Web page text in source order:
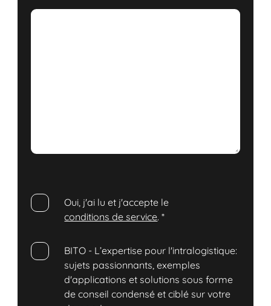
Oui, j'ai lu et j'accepte le
conditions de service.*
BITO - L’expertise pour l'intralogistique:
sujets passionnants, exemples
d'applications et solutions sous forme
de conseil condensé et ciblé sur votre